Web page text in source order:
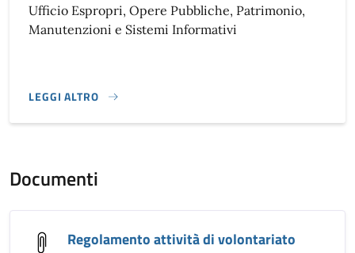
Ufficio Espropri, Opere Pubbliche, Patrimonio,
Manutenzioni e Sistemi Informativi
LEGGI ALTRO
}
Documenti
Regolamento attività di volontariato